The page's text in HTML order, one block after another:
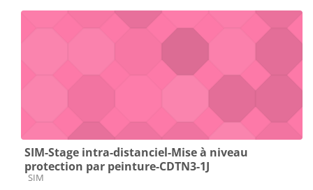
SIM-Stage intra-distanciel-Mise à niveau
protection par peinture-CDTN3-1J
Catégorie de cours
SIM